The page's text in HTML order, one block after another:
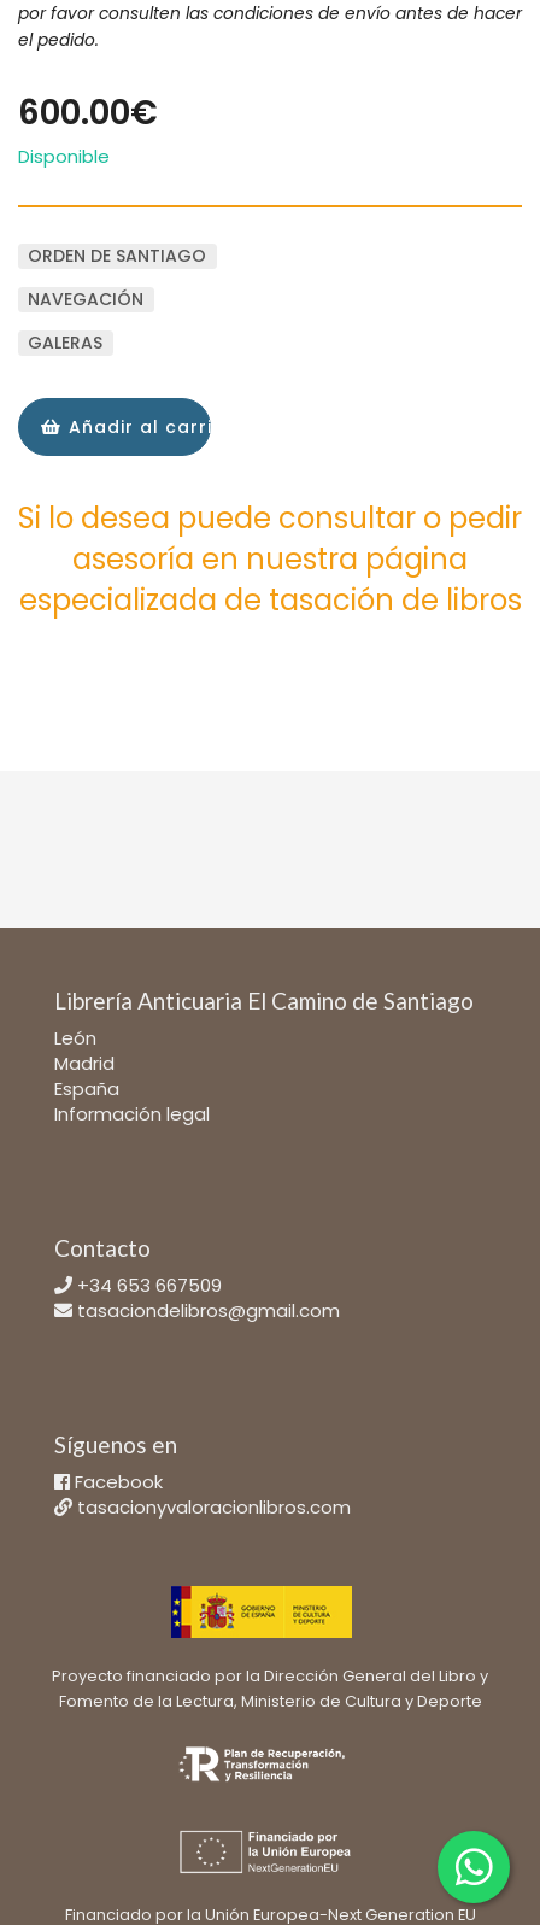
por favor consulten las condiciones de envío antes de hacer
el pedido.
600.00€
Disponible
ORDEN DE SANTIAGO
NAVEGACIÓN
GALERAS
Añadir al carrito
Si lo desea puede consultar o pedir
asesoría en nuestra página
especializada de tasación de libros
Librería Anticuaria El Camino de Santiago
León
Madrid
España
Información legal
Contacto
+34 653 667509
tasaciondelibros@gmail.com
Síguenos en
Facebook
tasacionyvaloracionlibros.com
Proyecto financiado por la Dirección General del Libro y
Fomento de la Lectura, Ministerio de Cultura y Deporte
Financiado por la Unión Europea-Next Generation EU